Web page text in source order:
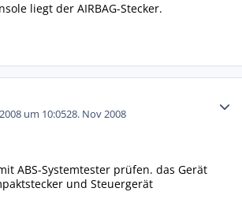
liegt der AIRBAG-Stecker.
um 10:0528. Nov 2008
ABS-Systemtester prüfen. das Gerät
und Steuergerät